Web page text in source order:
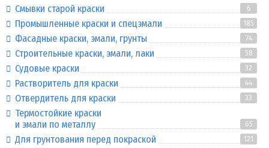
Смывки старой краски 6
Промышленные краски и спецэмали 185
Фасадные краски, эмали, грунты 74
Строительные краски, эмали, лаки 58
Судовые краски 32
Растворитель для краски 44
Отвердитель для краски 33
Термостойкие краски
и эмали по металлу
65
Для грунтования перед покраской 121